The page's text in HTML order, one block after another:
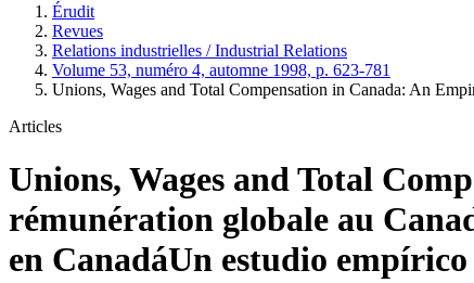
Érudit
Revues
Relations industrielles / Industrial Relations
Volume 53, numéro 4, automne 1998, p. 623-781
Unions, Wages and Total Compensation in Canada: An
Articles
Unions, Wages and Total
rémunération globale au
en CanadáUn estudio empírico